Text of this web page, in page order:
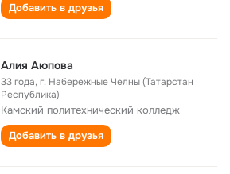
Добавить в друзья
Алия Аюпова
33 года,г. Набережные Челны (Татарстан
Республика)
Камский политехнический колледж
Добавить в друзья